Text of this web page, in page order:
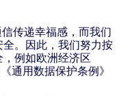
传递幸福感，而我们
。因此，我们努力按
例如欧洲经济区
通用数据保护条例》